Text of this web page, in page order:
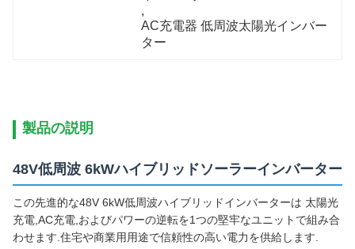
,
AC充電器 低周波太陽光インバー
ター
製品の説明
48V低周波 6kWハイブリッドソーラーインバーター
この先進的な48V 6kW低周波ハイブリッドインバーターは 太陽光
充電,AC充電,およびパワーの逆転を1つの堅牢なユニットで組み合
わせます.住宅や商業用用途で信頼性の高い電力を供給します.